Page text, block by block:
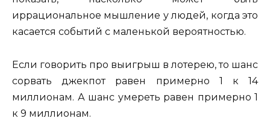
иррациональное мышление у людей, когда это
касается событий с маленькой вероятностью.
Если говорить про выигрыш в лотерею, то шанс
сорвать джекпот равен примерно 1 к 14
миллионам. А шанс умереть равен примерно 1
к 9 миллионам.